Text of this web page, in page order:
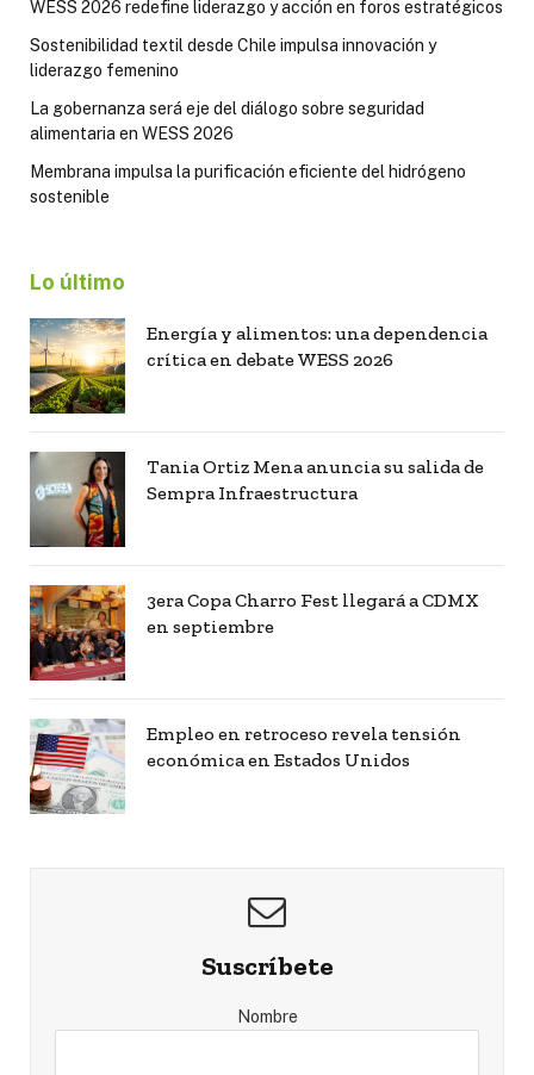
WESS 2026 redefine liderazgo y acción en foros estratégicos
Sostenibilidad textil desde Chile impulsa innovación y
liderazgo femenino
La gobernanza será eje del diálogo sobre seguridad
alimentaria en WESS 2026
Membrana impulsa la purificación eficiente del hidrógeno
sostenible
Lo último
Energía y alimentos: una dependencia
crítica en debate WESS 2026
Tania Ortiz Mena anuncia su salida de
Sempra Infraestructura
3era Copa Charro Fest llegará a CDMX
en septiembre
Empleo en retroceso revela tensión
económica en Estados Unidos
Suscríbete
Nombre